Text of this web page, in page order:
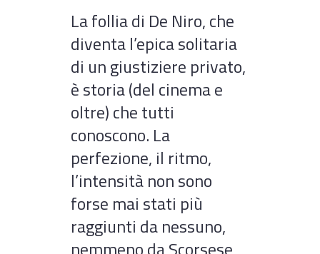
La follia di De Niro, che
diventa l’epica solitaria
di un giustiziere privato,
è storia (del cinema e
oltre) che tutti
conoscono. La
perfezione, il ritmo,
l’intensità non sono
forse mai stati più
raggiunti da nessuno,
nemmeno da Scorsese